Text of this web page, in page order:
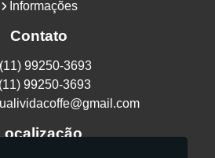
Informações
Contato
99250-3693
99250-3693